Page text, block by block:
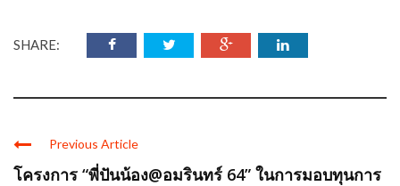
SHARE:
Previous Article
โครงการ “พี่ปันน้อง@อมรินทร์ 64” ในการมอบทุนการ